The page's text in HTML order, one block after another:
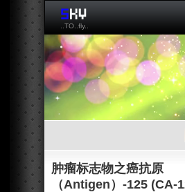
..TO..fly..
肿瘤标志物之癌抗原
（Antigen）-125 (CA-